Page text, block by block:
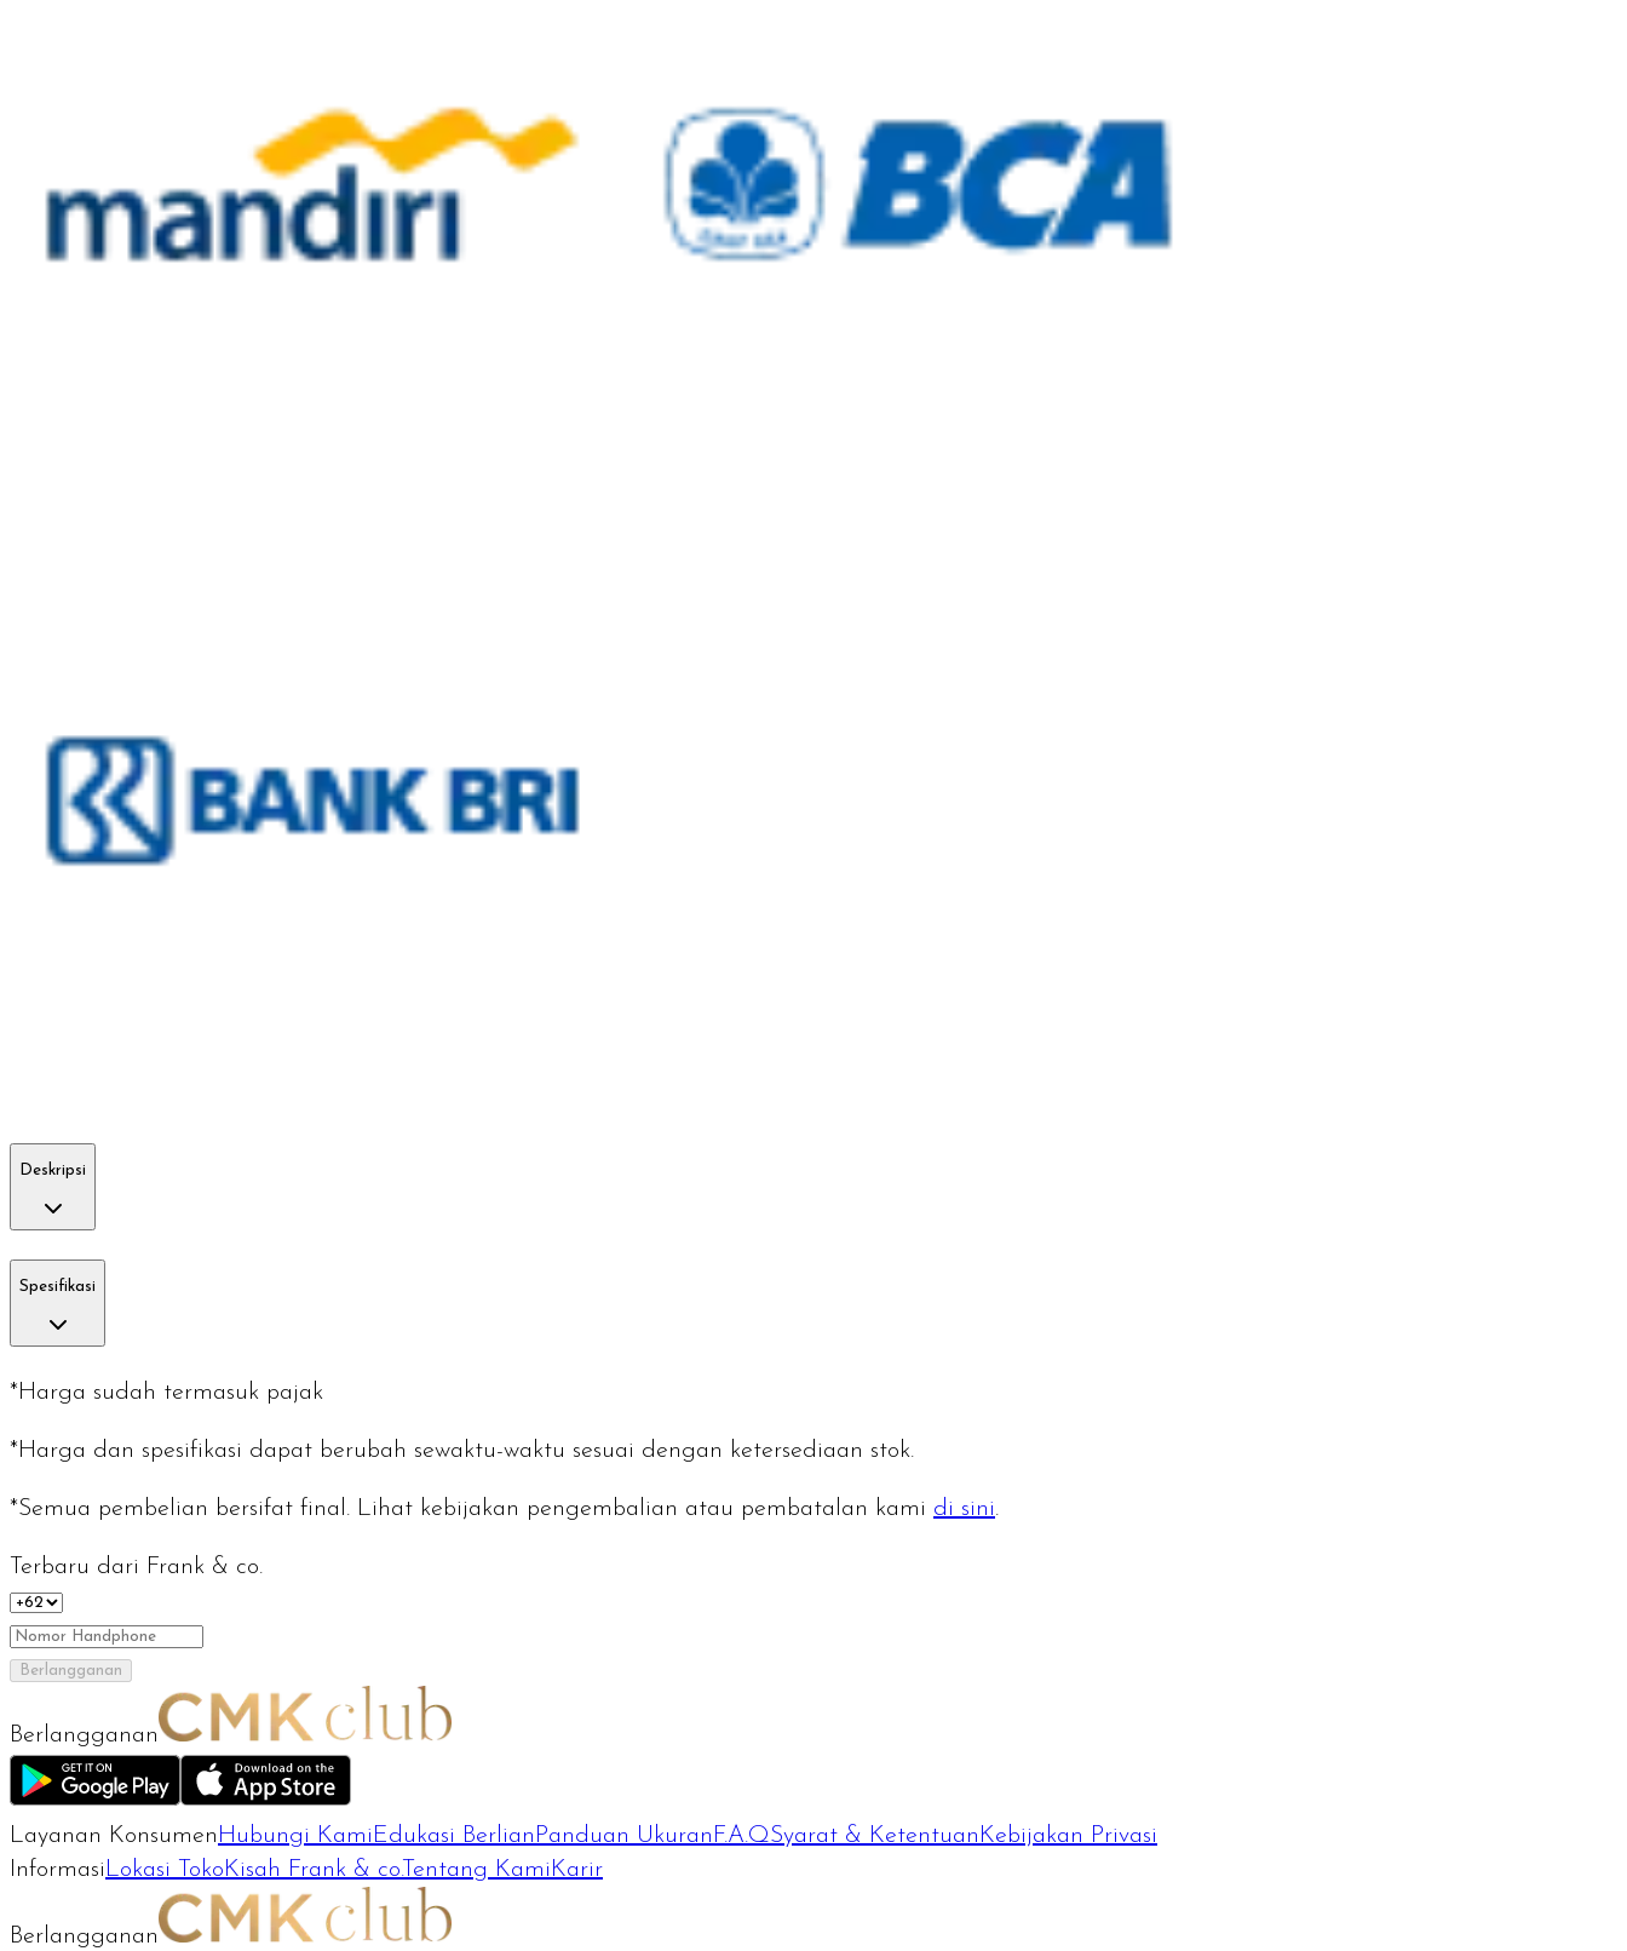
Deskripsi
Spesifikasi
*Harga sudah termasuk pajak
*Harga dan spesifikasi dapat berubah sewaktu-waktu sesuai dengan ketersediaan stok.
*Semua pembelian bersifat final. Lihat kebijakan pengembalian atau pembatalan kami di sini.
Terbaru dari Frank & co.
Berlangganan
Berlangganan
Layanan Konsumen Hubungi Kami Edukasi Berlian Panduan Ukuran F.A.QSyarat & Ketentuan Kebijakan Privasi
Informasi Lokasi Toko Kisah Frank & co.Tentang Kami Karir
Berlangganan